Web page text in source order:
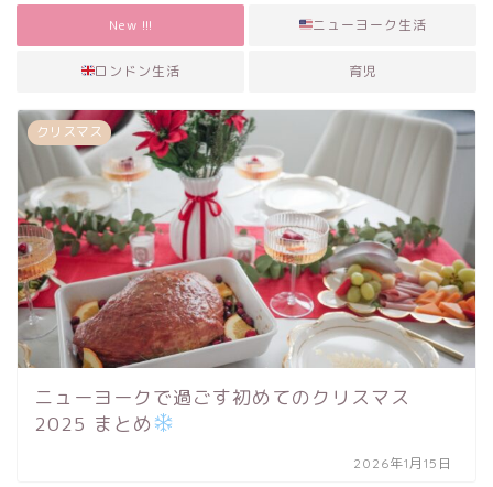
New !!! ニューヨーク生活
ロンドン生活 育児
クリスマス
ニューヨークで過ごす初めてのクリスマス
2025 まとめ
2026年1月15日